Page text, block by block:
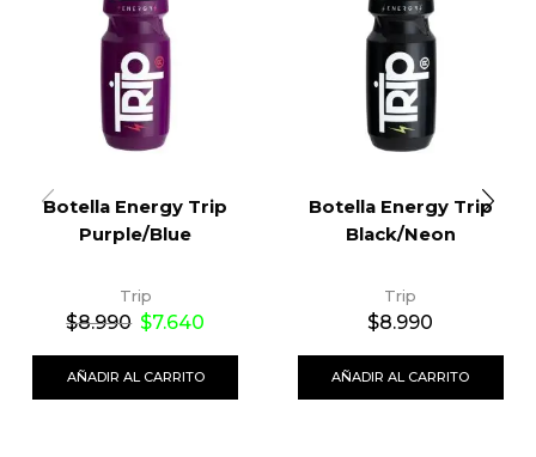
Botella Energy Trip
Purple/Blue
Trip
$8.990 $7.640
AÑADIR AL CARRITO
Botella Energy Trip
Black/Neon
Trip
$8.990
AÑADIR AL CARRITO